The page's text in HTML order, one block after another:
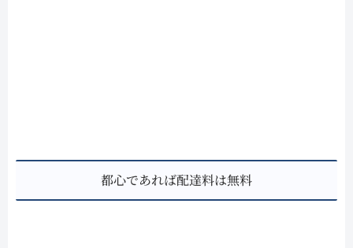
都心であれば配達料は無料